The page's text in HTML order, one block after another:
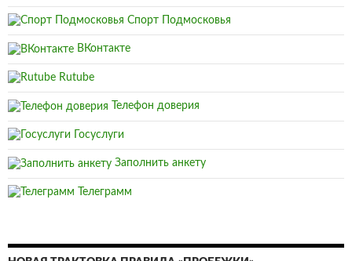
Спорт Подмосковья
ВКонтакте
Rutube
Телефон доверия
Госуслуги
Заполнить анкету
Телеграмм